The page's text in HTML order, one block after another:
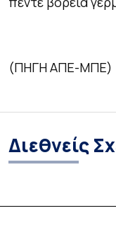
(ΠΗΓΗ ΑΠΕ-ΜΠΕ)
Διεθνείς